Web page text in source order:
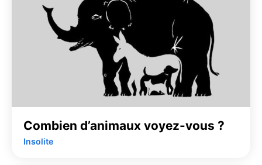
Combien d’animaux voyez-vous ?
Insolite